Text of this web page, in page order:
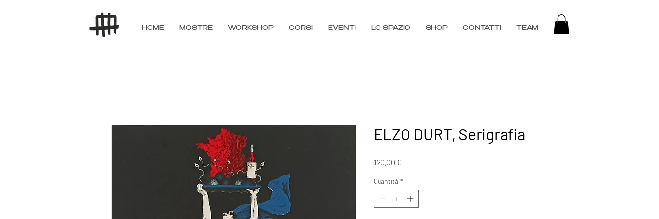
HOME MOSTRE WORKSHOP CORSI EVENTI LO SPAZIO SHOP CONTATTI TEAM
ELZO DURT, Serigrafia
120,00 €
Quantità *